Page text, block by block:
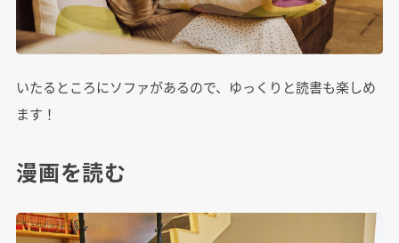
いたるところにソファがあるので、ゆっくりと読書も楽しめ
ます！
漫画を読む